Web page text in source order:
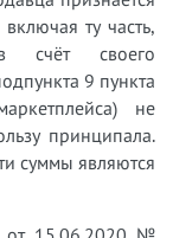
ту часть,
счёт своего
9 пункта
не
принципала.
суммы являются